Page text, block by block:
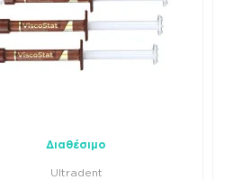
Διαθέσιμο
Ultradent